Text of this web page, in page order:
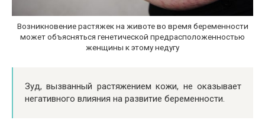
Возникновение растяжек на животе во время беременности
может объясняться генетической предрасположенностью
женщины к этому недугу
Зуд, вызванный растяжением кожи, не оказывает
негативного влияния на развитие беременности.